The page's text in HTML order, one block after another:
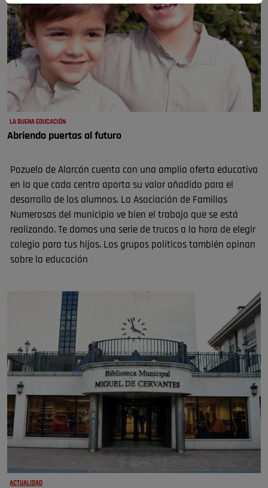
LA BUENA EDUCACIÓN
Abriendo puertas al futuro
Pozuelo de Alarcón cuenta con una amplia oferta educativa
en la que cada centro aporta su valor añadido para el
desarrollo de los alumnos. La Asociación de Familias
Numerosas del municipio ve bien el trabajo que se está
realizando. Te damos una serie de trucos a la hora de elegir
colegio para tus hijos. Los grupos políticos también opinan
sobre la educación
ACTUALIDAD